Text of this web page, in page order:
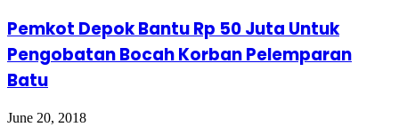
Pemkot Depok Bantu Rp 50 Juta Untuk
Pengobatan Bocah Korban Pelemparan
Batu
June 20, 2018